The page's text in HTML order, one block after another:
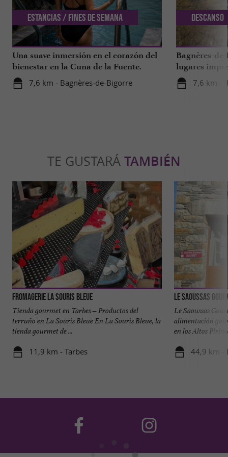
Una suave inmersión en el corazón del
bienestar en la Cuna de la Fuente.
7,6 km - Bagnères-de-Bigorre
Estancias / Fines de semana
Bagnères-
lugares
7,6 km -
Descanso
TE GUSTARÁ TAMBIÉN
Fromagerie la Souris Bleue
Tienda gourmet en Tarbes – Productos del
terruño en La Souris Bleue En La Souris Bleue, la
tienda gourmet de ...
11,9 km - Tarbes
Le Saoussas
Le Saoussas
alimentación
en los Altos
44,9 km -